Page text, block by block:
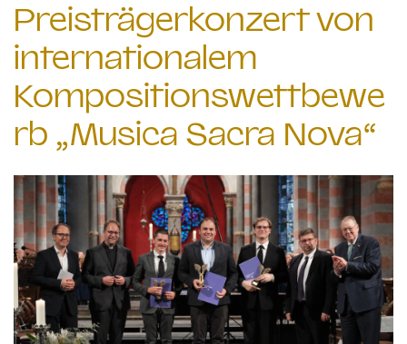
Preisträgerkonzert von
internationalem
Kompositionswettbewe
rb „Musica Sacra Nova“